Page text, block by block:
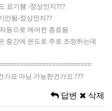
표기됌 -정상인지???
안됨-정상인지??
동으로 에어컨 종료됨
중간에 온도로 주로 조정하는데
요 아님 가능한건가요 ???
답변 삭제